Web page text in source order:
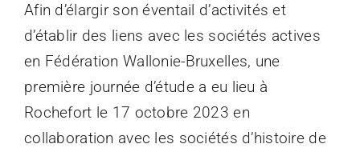
Afin d’élargir son éventail d’activités et
d’établir des liens avec les sociétés actives
en Fédération Wallonie-Bruxelles, une
première journée d’étude a eu lieu à
Rochefort le 17 octobre 2023 en
collaboration avec les sociétés d’histoire de